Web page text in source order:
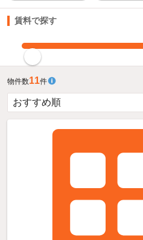
賃料で探す
物件数11件